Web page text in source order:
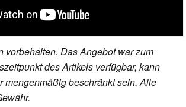
vorbehalten. Das Angebot war zum
des Artikels verfügbar, kann
mengenmäßig beschränkt sein. Alle